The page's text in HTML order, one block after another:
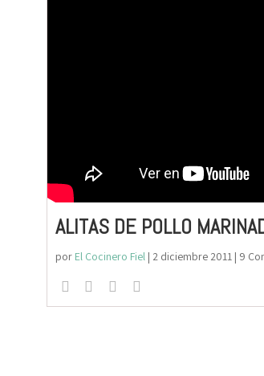
ALITAS DE POLLO
por El Cocinero Fiel | 2 diciembre 2011 | 9